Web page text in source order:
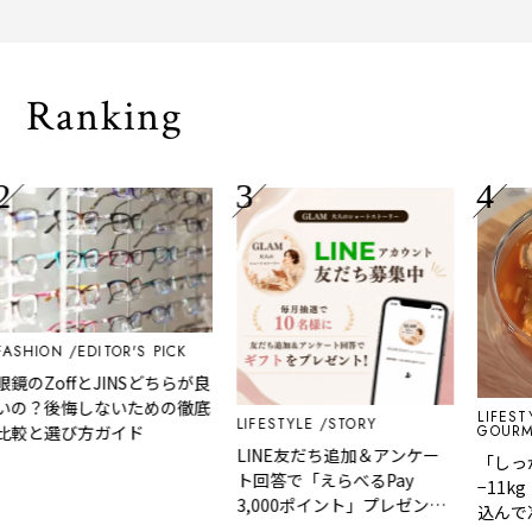
Ranking
EDITOR'S PICK
鏡のZoffとJINSどちらが良
の？後悔しないための徹底
較と選び方ガイド
LIFESTYLE STORY
LINE友だち追加＆アンケー
ト回答で「えらべるPay
3,000ポイント」プレゼント
「し
−11kg
込んで